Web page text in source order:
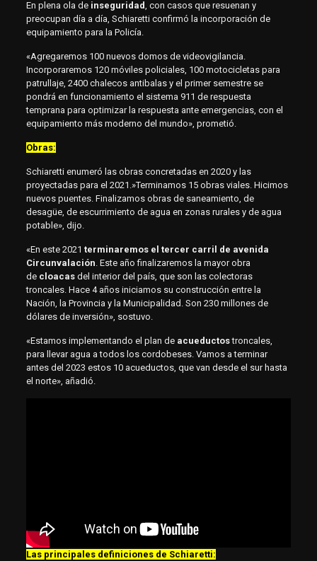
En plena ola de inseguridad, con casos que resuenan y
preocupan día a día, Schiaretti confirmó la incorporación de
equipamiento para la Policía.
«Agregaremos 100 nuevos domos de videovigilancia.
Incorporaremos 120 móviles policiales, 100 motocicletas para
patrullaje, 2400 chalecos antibalas y el primer semestre se
pondrá en funcionamiento el sistema 911 de respuesta
temprana para optimizar la respuesta ante emergencias, con el
equipamiento más moderno del mundo», prometió.
Obras:
Schiaretti enumeró las obras concretadas en 2020 y las
proyectadas para el 2021.»Terminamos 15 obras viales. Hicimos
nuevos puentes. Finalizamos obras de saneamiento, de
desagüe, de escurrimiento de agua en zonas rurales y de agua
potable», dijo.
«En este 2021 terminaremos el tercer carril de avenida
Circunvalación. Este año finalizaremos la mayor obra
de cloacas del interior del país, que son las colectoras
troncales. Hace 4 años iniciamos su construcción entre la
Nación, la Provincia y la Municipalidad. Son 230 millones de
dólares de inversión», sostuvo.
«Estamos implementando el plan de acueductostroncales,
para llevar agua a todos los cordobeses. Vamos a terminar
antes del 2023 estos 10 acueductos, que van desde el sur hasta
el norte», añadió.
Las principales definiciones de Schiaretti: